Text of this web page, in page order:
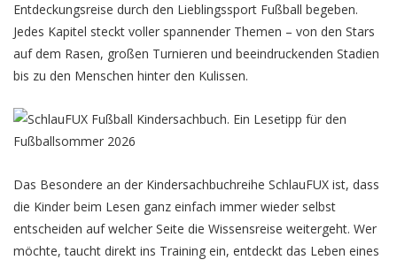
Entdeckungsreise durch den Lieblingssport Fußball begeben.
Jedes Kapitel steckt voller spannender Themen – von den Stars
auf dem Rasen, großen Turnieren und beeindruckenden Stadien
bis zu den Menschen hinter den Kulissen.
Das Besondere an der Kindersachbuchreihe SchlauFUX ist, dass
die Kinder beim Lesen ganz einfach immer wieder selbst
entscheiden auf welcher Seite die Wissensreise weitergeht. Wer
möchte, taucht direkt ins Training ein, entdeckt das Leben eines